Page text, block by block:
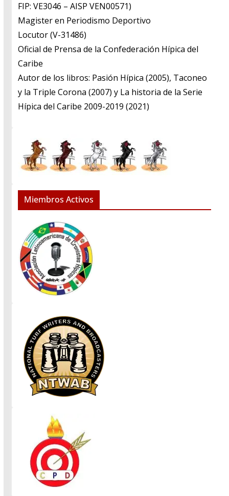
FIP: VE3046 – AISP VEN00571)
​Magister en Periodismo Deportivo
​Locutor (V-31486)
​Oficial de Prensa de la Confederación Hípica del
Caribe
​Autor de los libros: Pasión Hípica (2005), Taconeo
y la Triple Corona (2007) y La historia de la Serie
Hípica del Caribe 2009-2019 (2021)
Miembros Activos